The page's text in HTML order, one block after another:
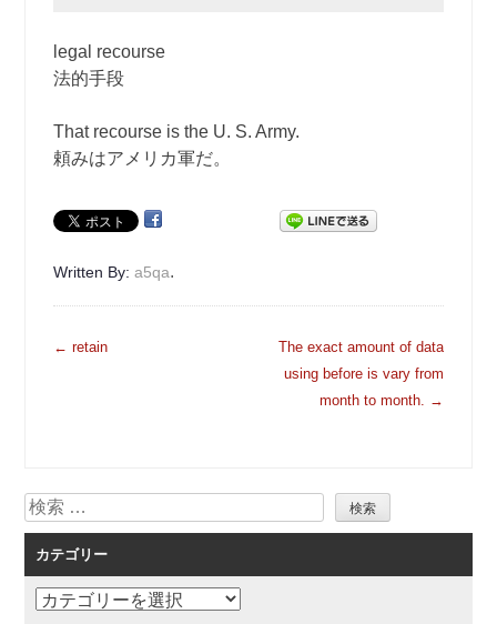
legal recourse
法的手段
That recourse is the U. S. Army.
頼みはアメリカ軍だ。
Written By:a5qa.
投
シ
ョ
ン
← retain
The exact amount of data
using before is vary from
month to month. →
検
索
カテゴリー
カ